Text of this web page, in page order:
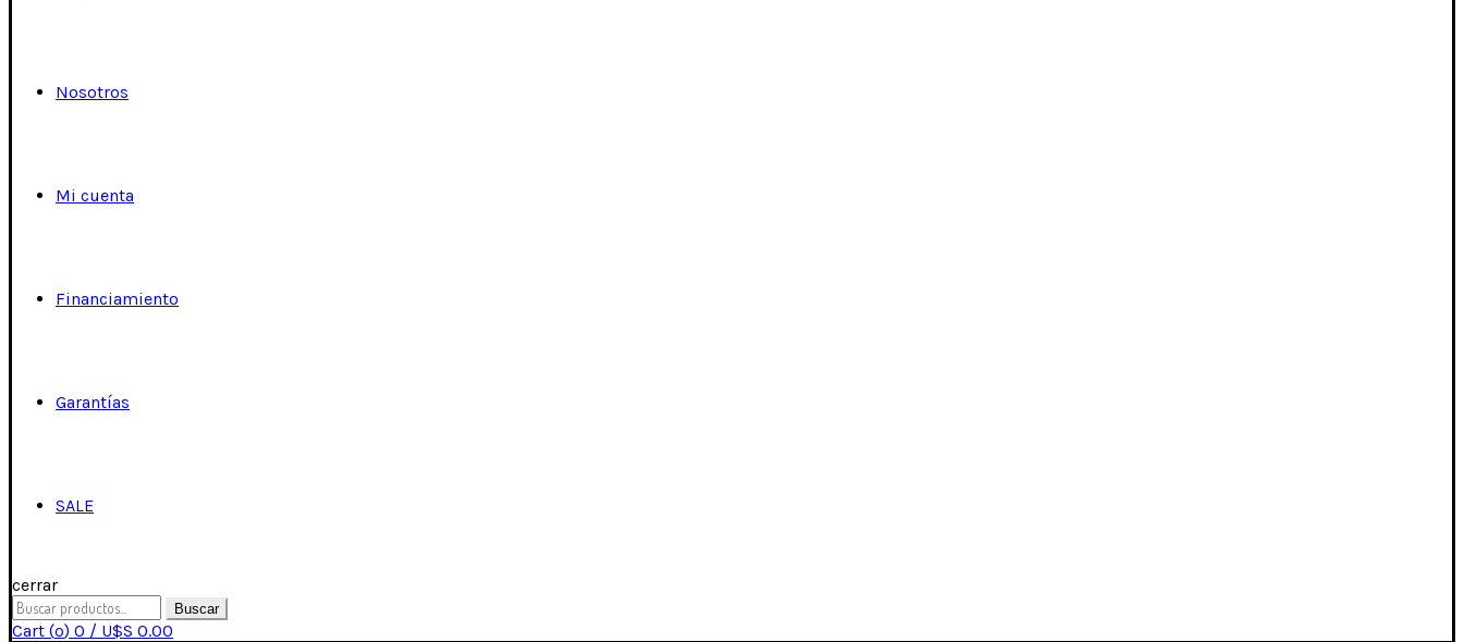
Nosotros
Mi cuenta
Financiamiento
Garantías
SALE
cerrar
Buscar
Cart (o) 0 / U$S 0.00